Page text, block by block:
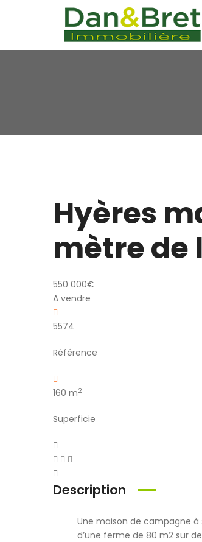
Hyères
mètre de
550 000€
A vendre
5574
Référence
160 m2
Superficie
Description
Une maison de campagne
d’une ferme de 80 m2 sur